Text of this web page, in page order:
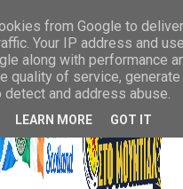
from Google to
Your IP address and
along with performance
quality of service, generate
and address abuse.
LEARN MORE GOT IT